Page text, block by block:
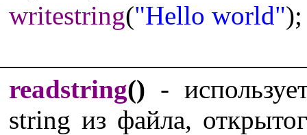
writestring("Hello world");
readstring() -
string из файла,